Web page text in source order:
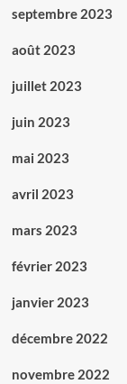
septembre 2023
août 2023
juillet 2023
juin 2023
mai 2023
avril 2023
mars 2023
février 2023
janvier 2023
décembre 2022
novembre 2022